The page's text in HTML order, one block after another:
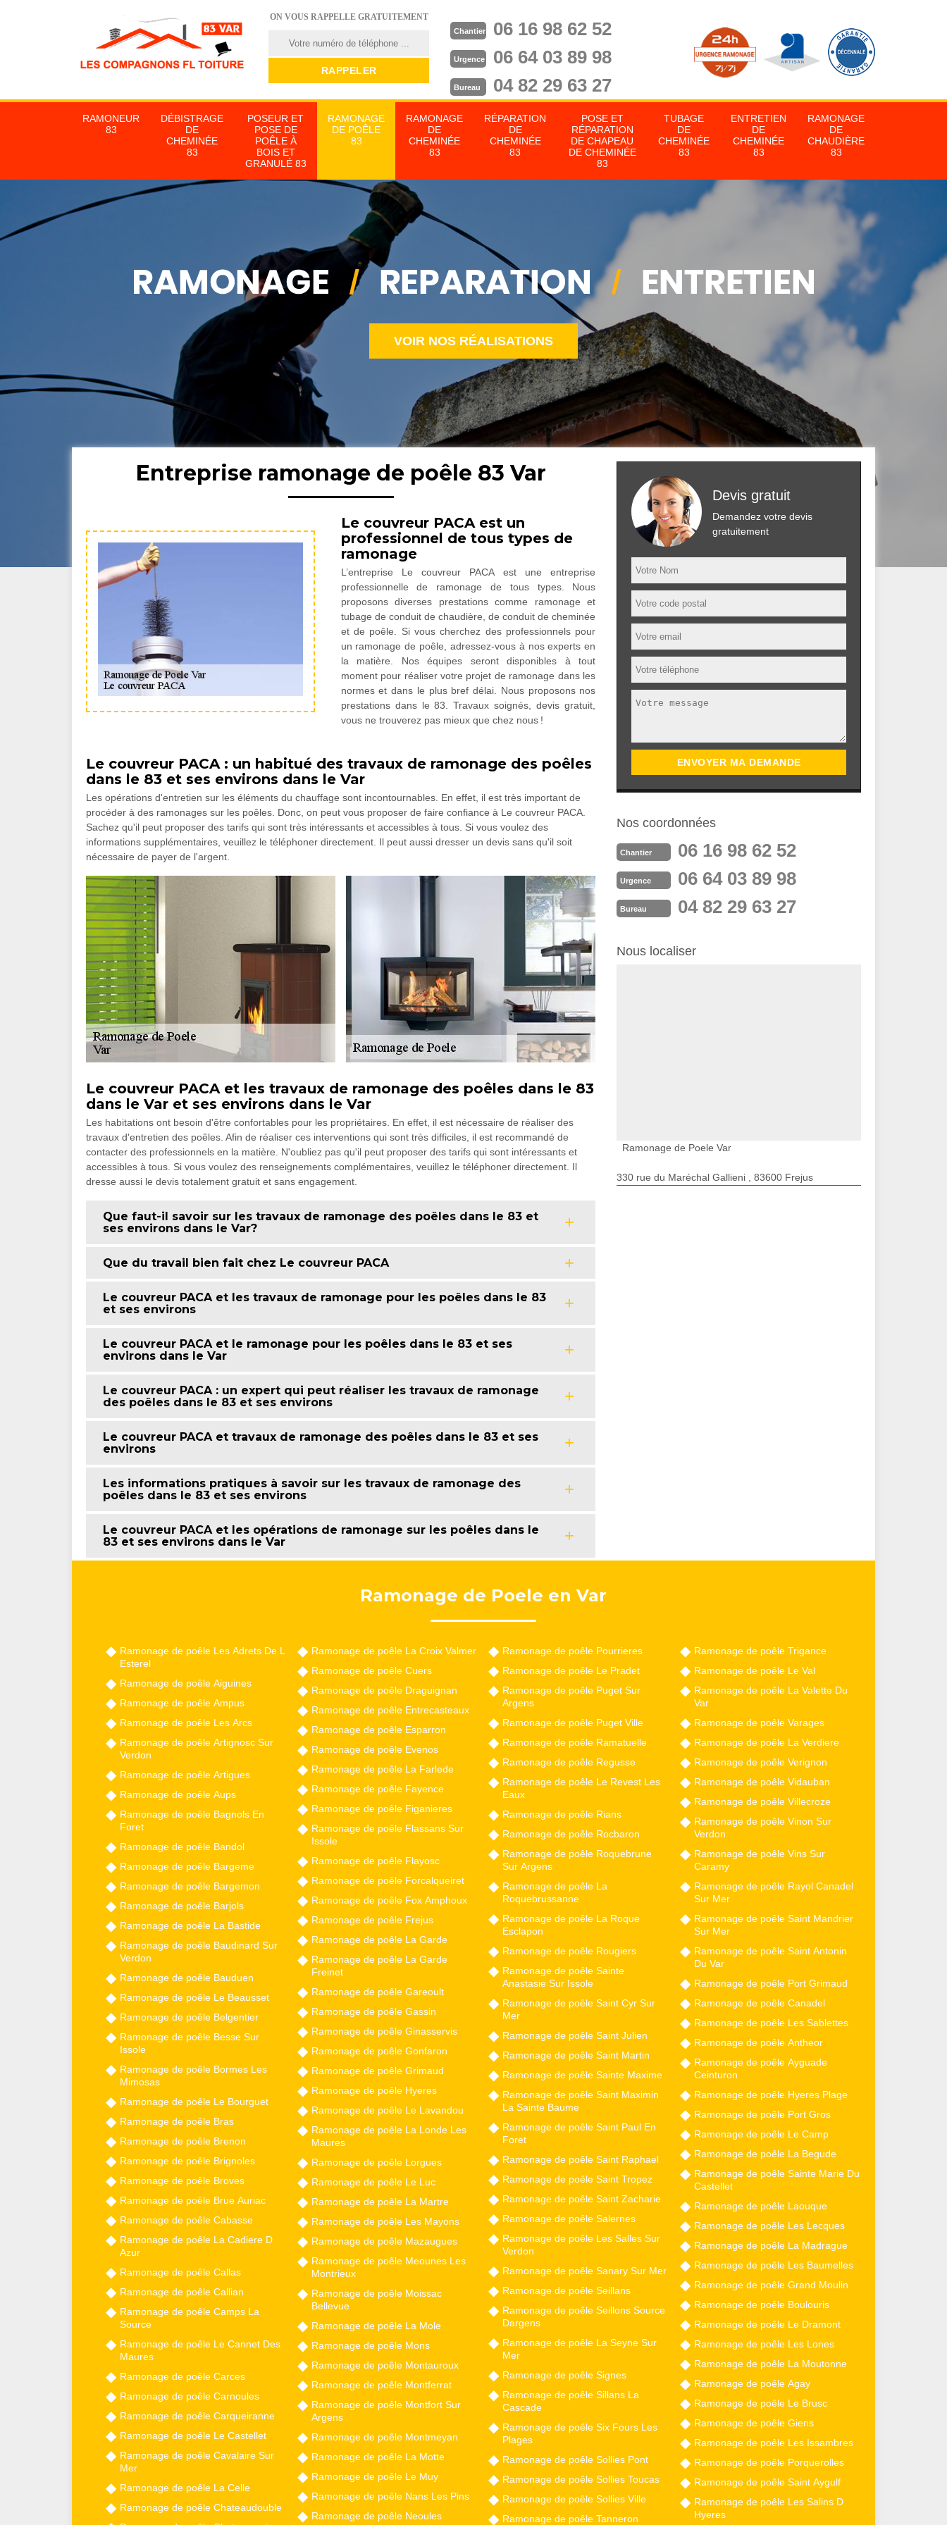
ON VOUS RAPPELLE GRATUITEMENT
Chantier 06 16 98 62 52
Urgence 06 64 03 89 98
Bureau 04 82 29 63 27
RAMONEUR
83
DÉBISTRAGE
DE
CHEMINÉE
83
POSEUR ET
POSE DE
POÊLE À
BOIS ET
GRANULÉ 83
RAMONAGE
DE POÊLE
83
RAMONAGE
DE
CHEMINÉE
83
RÉPARATION
DE
CHEMINÉE
83
POSE ET
RÉPARATION
DE CHAPEAU
DE CHEMINÉE
83
TUBAGE
DE
CHEMINÉE
83
ENTRETIEN
DE
CHEMINÉE
83
RAMONAGE
DE
CHAUDIÈRE
83
VOIR NOS RÉALISATIONS
Entreprise ramonage de poêle 83 Var
Le couvreur PACA est un
professionnel de tous types de
ramonage
L’entreprise Le couvreur PACA est une entreprise
professionnelle de ramonage de tous types. Nous
proposons diverses prestations comme ramonage et
tubage de conduit de chaudière, de conduit de cheminée
et de poêle. Si vous cherchez des professionnels pour
un ramonage de poêle, adressez-vous à nos experts en
la matière. Nos équipes seront disponibles à tout
moment pour réaliser votre projet de ramonage dans les
normes et dans le plus bref délai. Nous proposons nos
prestations dans le 83. Travaux soignés, devis gratuit,
vous ne trouverez pas mieux que chez nous !
Le couvreur PACA : un habitué des travaux de ramonage des poêles
dans le 83 et ses environs dans le Var
Les opérations d'entretien sur les éléments du chauffage sont incontournables. En effet, il est très important de
procéder à des ramonages sur les poêles. Donc, on peut vous proposer de faire confiance à Le couvreur PACA.
Sachez qu'il peut proposer des tarifs qui sont très intéressants et accessibles à tous. Si vous voulez des
informations supplémentaires, veuillez le téléphoner directement. Il peut aussi dresser un devis sans qu'il soit
nécessaire de payer de l'argent.
Le couvreur PACA et les travaux de ramonage des poêles dans le 83
dans le Var et ses environs dans le Var
Les habitations ont besoin d'être confortables pour les propriétaires. En effet, il est nécessaire de réaliser des
travaux d'entretien des poêles. Afin de réaliser ces interventions qui sont très difficiles, il est recommandé de
contacter des professionnels en la matière. N'oubliez pas qu'il peut proposer des tarifs qui sont intéressants et
accessibles à tous. Si vous voulez des renseignements complémentaires, veuillez le téléphoner directement. Il
dresse aussi le devis totalement gratuit et sans engagement.
Que faut-il savoir sur les travaux de ramonage des poêles dans le 83 et
ses environs dans le Var?
Que du travail bien fait chez Le couvreur PACA
Le couvreur PACA et les travaux de ramonage pour les poêles dans le 83
et ses environs
Le couvreur PACA et le ramonage pour les poêles dans le 83 et ses
environs dans le Var
Le couvreur PACA : un expert qui peut réaliser les travaux de ramonage
des poêles dans le 83 et ses environs
Le couvreur PACA et travaux de ramonage des poêles dans le 83 et ses
environs
Les informations pratiques à savoir sur les travaux de ramonage des
poêles dans le 83 et ses environs
Le couvreur PACA et les opérations de ramonage sur les poêles dans le
83 et ses environs dans le Var
Devis gratuit
Demandez votre devis
gratuitement
Nos coordonnées
Chantier 06 16 98 62 52
Urgence 06 64 03 89 98
Bureau 04 82 29 63 27
Nous localiser
Ramonage de Poele Var
330 rue du Maréchal Gallieni , 83600 Frejus
Ramonage de Poele en Var
Ramonage de poêle Les Adrets De L
Esterel
Ramonage de poêle Aiguines
Ramonage de poêle Ampus
Ramonage de poêle Les Arcs
Ramonage de poêle Artignosc Sur
Verdon
Ramonage de poêle Artigues
Ramonage de poêle Aups
Ramonage de poêle Bagnols En
Foret
Ramonage de poêle Bandol
Ramonage de poêle Bargeme
Ramonage de poêle Bargemon
Ramonage de poêle Barjols
Ramonage de poêle La Bastide
Ramonage de poêle Baudinard Sur
Verdon
Ramonage de poêle Bauduen
Ramonage de poêle Le Beausset
Ramonage de poêle Belgentier
Ramonage de poêle Besse Sur
Issole
Ramonage de poêle Bormes Les
Mimosas
Ramonage de poêle Le Bourguet
Ramonage de poêle Bras
Ramonage de poêle Brenon
Ramonage de poêle Brignoles
Ramonage de poêle Broves
Ramonage de poêle Brue Auriac
Ramonage de poêle Cabasse
Ramonage de poêle La Cadiere D
Azur
Ramonage de poêle Callas
Ramonage de poêle Callian
Ramonage de poêle Camps La
Source
Ramonage de poêle Le Cannet Des
Maures
Ramonage de poêle Carces
Ramonage de poêle Carnoules
Ramonage de poêle Carqueiranne
Ramonage de poêle Le Castellet
Ramonage de poêle Cavalaire Sur
Mer
Ramonage de poêle La Celle
Ramonage de poêle Chateaudouble
Ramonage de poêle La Croix Valmer
Ramonage de poêle Cuers
Ramonage de poêle Draguignan
Ramonage de poêle Entrecasteaux
Ramonage de poêle Esparron
Ramonage de poêle Evenos
Ramonage de poêle La Farlede
Ramonage de poêle Fayence
Ramonage de poêle Figanieres
Ramonage de poêle Flassans Sur
Issole
Ramonage de poêle Flayosc
Ramonage de poêle Forcalqueiret
Ramonage de poêle Fox Amphoux
Ramonage de poêle Frejus
Ramonage de poêle La Garde
Ramonage de poêle La Garde
Freinet
Ramonage de poêle Gareoult
Ramonage de poêle Gassin
Ramonage de poêle Ginasservis
Ramonage de poêle Gonfaron
Ramonage de poêle Grimaud
Ramonage de poêle Hyeres
Ramonage de poêle Le Lavandou
Ramonage de poêle La Londe Les
Maures
Ramonage de poêle Lorgues
Ramonage de poêle Le Luc
Ramonage de poêle La Martre
Ramonage de poêle Les Mayons
Ramonage de poêle Mazaugues
Ramonage de poêle Meounes Les
Montrieux
Ramonage de poêle Moissac
Bellevue
Ramonage de poêle La Mole
Ramonage de poêle Mons
Ramonage de poêle Montauroux
Ramonage de poêle Montferrat
Ramonage de poêle Montfort Sur
Argens
Ramonage de poêle Montmeyan
Ramonage de poêle La Motte
Ramonage de poêle Le Muy
Ramonage de poêle Nans Les Pins
Ramonage de poêle Neoules
Ramonage de poêle Pourrieres
Ramonage de poêle Le Pradet
Ramonage de poêle Puget Sur
Argens
Ramonage de poêle Puget Ville
Ramonage de poêle Ramatuelle
Ramonage de poêle Regusse
Ramonage de poêle Le Revest Les
Eaux
Ramonage de poêle Rians
Ramonage de poêle Rocbaron
Ramonage de poêle Roquebrune
Sur Argens
Ramonage de poêle La
Roquebrussanne
Ramonage de poêle La Roque
Esclapon
Ramonage de poêle Rougiers
Ramonage de poêle Sainte
Anastasie Sur Issole
Ramonage de poêle Saint Cyr Sur
Mer
Ramonage de poêle Saint Julien
Ramonage de poêle Saint Martin
Ramonage de poêle Sainte Maxime
Ramonage de poêle Saint Maximin
La Sainte Baume
Ramonage de poêle Saint Paul En
Foret
Ramonage de poêle Saint Raphael
Ramonage de poêle Saint Tropez
Ramonage de poêle Saint Zacharie
Ramonage de poêle Salernes
Ramonage de poêle Les Salles Sur
Verdon
Ramonage de poêle Sanary Sur Mer
Ramonage de poêle Seillans
Ramonage de poêle Seillons Source
Dargens
Ramonage de poêle La Seyne Sur
Mer
Ramonage de poêle Signes
Ramonage de poêle Sillans La
Cascade
Ramonage de poêle Six Fours Les
Plages
Ramonage de poêle Sollies Pont
Ramonage de poêle Sollies Toucas
Ramonage de poêle Sollies Ville
Ramonage de poêle Tanneron
Ramonage de poêle Trigance
Ramonage de poêle Le Val
Ramonage de poêle La Valette Du
Var
Ramonage de poêle Varages
Ramonage de poêle La Verdiere
Ramonage de poêle Verignon
Ramonage de poêle Vidauban
Ramonage de poêle Villecroze
Ramonage de poêle Vinon Sur
Verdon
Ramonage de poêle Vins Sur
Caramy
Ramonage de poêle Rayol Canadel
Sur Mer
Ramonage de poêle Saint Mandrier
Sur Mer
Ramonage de poêle Saint Antonin
Du Var
Ramonage de poêle Port Grimaud
Ramonage de poêle Canadel
Ramonage de poêle Les Sablettes
Ramonage de poêle Antheor
Ramonage de poêle Ayguade
Ceinturon
Ramonage de poêle Hyeres Plage
Ramonage de poêle Port Gros
Ramonage de poêle Le Camp
Ramonage de poêle La Begude
Ramonage de poêle Sainte Marie Du
Castellet
Ramonage de poêle Laouque
Ramonage de poêle Les Lecques
Ramonage de poêle La Madrague
Ramonage de poêle Les Baumelles
Ramonage de poêle Grand Moulin
Ramonage de poêle Boulouris
Ramonage de poêle Le Dramont
Ramonage de poêle Les Lones
Ramonage de poêle La Moutonne
Ramonage de poêle Agay
Ramonage de poêle Le Brusc
Ramonage de poêle Giens
Ramonage de poêle Les Issambres
Ramonage de poêle Porquerolles
Ramonage de poêle Saint Aygulf
Ramonage de poêle Les Salins D
Hyeres